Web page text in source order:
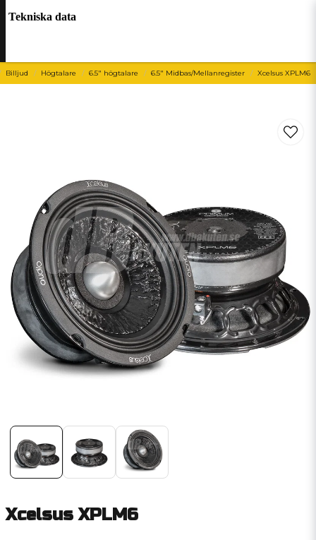
Billjud Högtalare 6.5" högtalare 6.5" Midbas/Mellanregister Xcelsus XPLM6
Xcelsus XPLM6
Tekniska data